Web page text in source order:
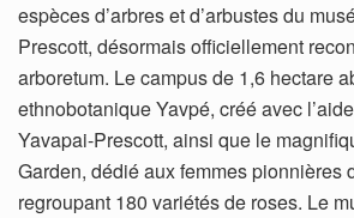
espèces d’arbres et d’arbustes du
Prescott, désormais officiellement
arboretum. Le campus de 1,6 hectare
ethnobotanique Yavpé, créé avec
Yavapai-Prescott, ainsi que le
Garden, dédié aux femmes pionnières
regroupant 180 variétés de roses. Le